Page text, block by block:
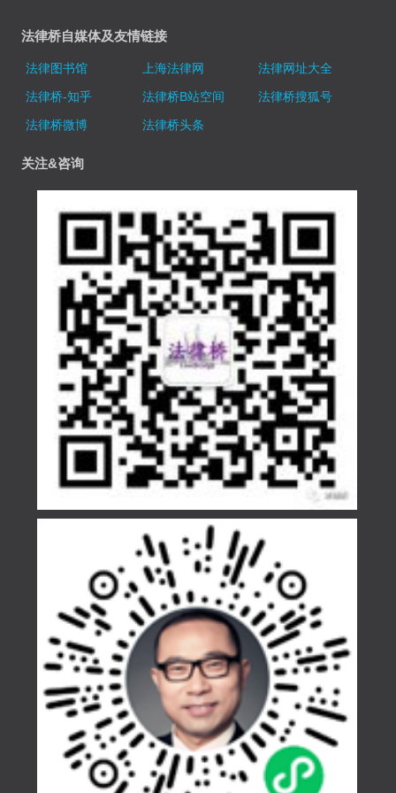
法律桥自媒体及友情链接
法律图书馆 上海法律网
法律网址大全
法律桥-知乎
法律桥B站空间
法律桥搜狐号
法律桥微博
法律桥头条
关注&咨询